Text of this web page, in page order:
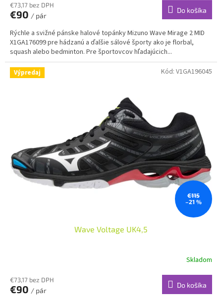
€73,17 bez DPH
€90 / pár
Do košíka
Rýchle a svižné pánske halové topánky Mizuno Wave Mirage 2 MID
X1GA176099 pre hádzanú a ďalšie sálové športy ako je florbal,
squash alebo bedminton. Pre športovcov hľadajúcich...
Výpredaj
€115
–21 %
Wave Voltage UK4,5
Skladom
€73,17 bez DPH
€90 / pár
Do košíka
Kód: V1GA196045